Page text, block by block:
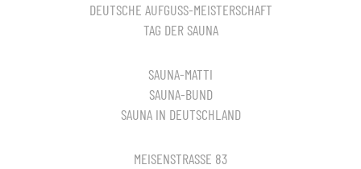
DEUTSCHE AUFGUSS-MEISTERSCHAFT
TAG DER SAUNA
SAUNA-MATTI
SAUNA-BUND
SAUNA IN DEUTSCHLAND
MEISENSTRASSE 83